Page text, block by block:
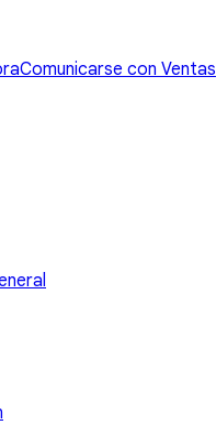
Comunicarse con Ventas